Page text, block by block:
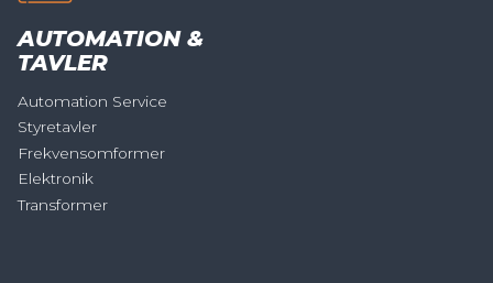
AUTOMATION &
TAVLER
Automation Service
Styretavler
Frekvensomformer
Elektronik
Transformer